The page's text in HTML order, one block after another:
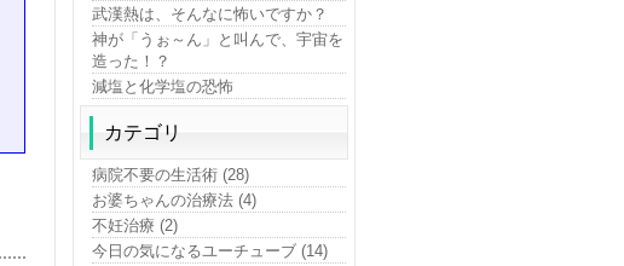
武漢熱は、そんなに怖いですか？
神が「うぉ～ん」と叫んで、宇宙を
造った！？
減塩と化学塩の恐怖
カテゴリ
病院不要の生活術 (28)
お婆ちゃんの治療法 (4)
不妊治療 (2)
今日の気になるユーチューブ (14)